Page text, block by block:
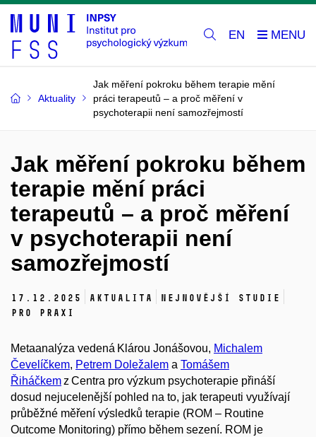
EN
Aktuality
Jak měření pokroku během terapie mění
práci terapeutů – a proč měření v
psychoterapii není samozřejmostí
Jak měření pokroku během
terapie mění práci
terapeutů – a proč měření
v psychoterapii není
samozřejmostí
17. 12. 2025 Aktualita
Nejnovější studie
Pro praxi
Metaanalýza vedená Klárou Jonášovou, Michalem
Čevelíčkem, Petrem Doležalem a Tomášem
Řiháčkemz Centra pro výzkum psychoterapie přináší
dosud nejucelenější pohled na to, jak terapeuti využívají
průběžné měření výsledků terapie (ROM – Routine
Outcome Monitoring) přímo během sezení. ROM je